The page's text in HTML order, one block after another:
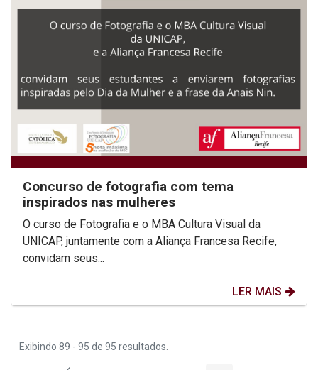
Concurso de fotografia com tema
inspirados nas mulheres
O curso de Fotografia e o MBA Cultura Visual da
UNICAP, juntamente com a Aliança Francesa Recife,
convidam seus...
LER MAIS
Exibindo 89 - 95 de 95 resultados.